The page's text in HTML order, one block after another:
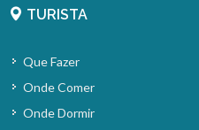
TURISTA
Que Fazer
Onde Comer
Onde Dormir